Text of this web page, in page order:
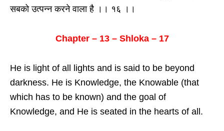
सबको उत्पन्न करने वाला है ।। १६ ।।
Chapter – 13 – Shloka – 17
He is light of all lights and is said to be beyond
darkness. He is Knowledge, the Knowable (that
which has to be known) and the goal of
Knowledge, and He is seated in the hearts of all.